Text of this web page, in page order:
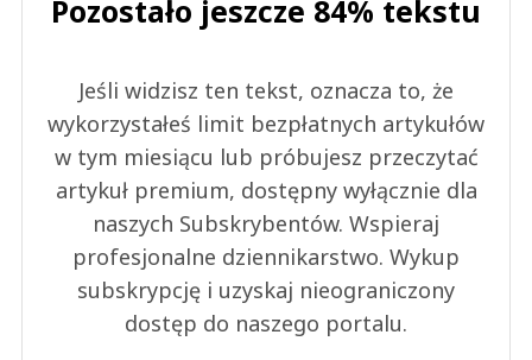
Pozostało jeszcze 84% tekstu
Jeśli widzisz ten tekst, oznacza to, że
wykorzystałeś limit bezpłatnych artykułów
w tym miesiącu lub próbujesz przeczytać
artykuł premium, dostępny wyłącznie dla
naszych Subskrybentów. Wspieraj
profesjonalne dziennikarstwo. Wykup
subskrypcję i uzyskaj nieograniczony
dostęp do naszego portalu.